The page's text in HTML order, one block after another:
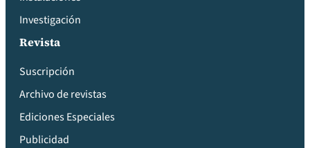
Investigación
Revista
Suscripción
Archivo de revistas
Ediciones Especiales
Publicidad